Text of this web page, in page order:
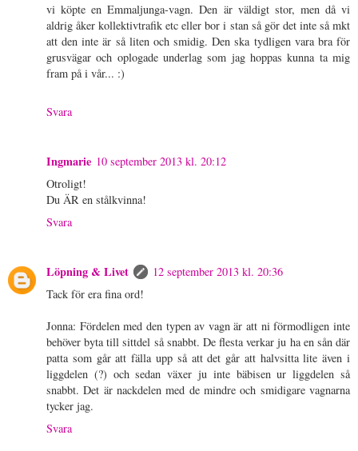
vi köpte en Emmaljunga-vagn. Den är väldigt stor, men då vi
aldrig åker kollektivtrafik etc eller bor i stan så gör det inte så mkt
att den inte är så liten och smidig. Den ska tydligen vara bra för
grusvägar och oplogade underlag som jag hoppas kunna ta mig
fram på i vår... :)
Svara
Ingmarie 10 september 2013 kl. 20:12
Otroligt!
Du ÄR en stålkvinna!
Svara
Löpning & Livet
12 september 2013 kl. 20:36
Tack för era fina ord!
Jonna: Fördelen med den typen av vagn är att ni förmodligen inte
behöver byta till sittdel så snabbt. De flesta verkar ju ha en sån där
patta som går att fälla upp så att det går att halvsitta lite även i
liggdelen (?) och sedan växer ju inte bäbisen ur liggdelen så
snabbt. Det är nackdelen med de mindre och smidigare vagnarna
tycker jag.
Svara